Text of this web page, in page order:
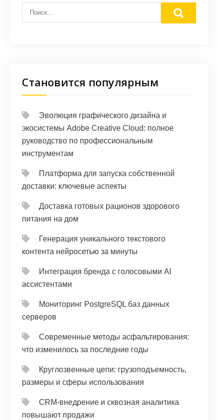
Становится популярным
Эволюция графического дизайна и
экосистемы Adobe Creative Cloud: полное
руководство по профессиональным
инструментам
Платформа для запуска собственной
доставки: ключевые аспекты
Доставка готовых рационов здорового
питания на дом
Генерация уникального текстового
контента нейросетью за минуты
Интеграция бренда с голосовыми AI
ассистентами
Мониторинг PostgreSQL баз данных
серверов
Современные методы асфальтирования:
что изменилось за последние годы
Круглозвенные цепи: грузоподъемность,
размеры и сферы использования
CRM‑внедрение и сквозная аналитика
повышают продажи